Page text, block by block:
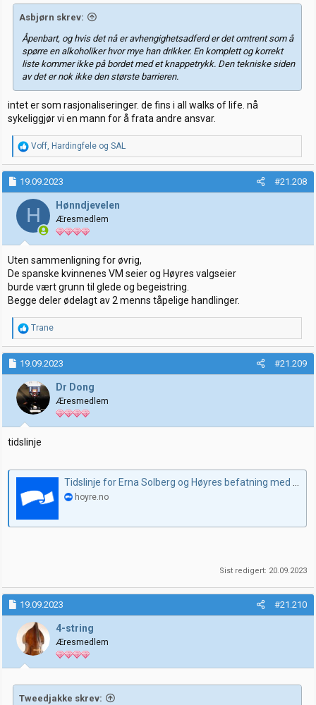
Asbjørn skrev:
Åpenbart, og hvis det nå er avhengighetsadferd er det omtrent som å
spørre en alkoholiker hvor mye han drikker. En komplett og korrekt
liste kommer ikke på bordet med et knappetrykk. Den tekniske siden
av det er nok ikke den største barrieren.
intet er som rasjonaliseringer. de fins i all walks of life. nå
sykeliggjør vi en mann for å frata andre ansvar.
R
e
a
k
s
j
o
e
r
:
Voff, Hardingfele og SAL
19.09.2023 #21.208
H Hønndjevelen
Æresmedlem
Uten sammenligning for øvrig,
De spanske kvinnenes VM seier og Høyres valgseier
burde vært grunn til glede og begeistring.
Begge deler ødelagt av 2 menns tåpelige handlinger.
R
e
a
k
s
j
o
n
e
r
:
Trane
19.09.2023 #21.209
Dr Dong
Æresmedlem
tidslinje
Tidslinje for Erna Solberg og Høyres befatning med saken om Finnes’ aksjehandler
hoyre.no
Sist redigert: 20.09.2023
19.09.2023 #21.210
4-string
Æresmedlem
Tweedjakke skrev: